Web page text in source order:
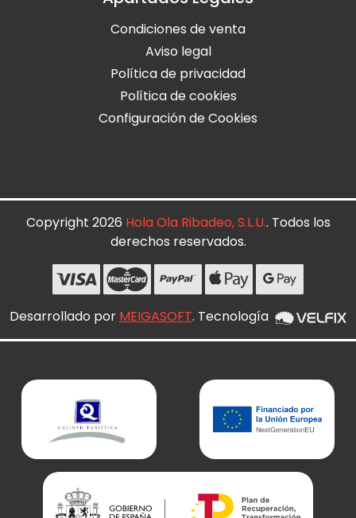
Condiciones de venta
Aviso legal
Política de privacidad
Política de cookies
Configuración de Cookies
Copyright 2026 Hola Ola Ribadeo, S.L.U.. Todos los
derechos reservados.
Desarrollado por MEIGASOFT. Tecnología